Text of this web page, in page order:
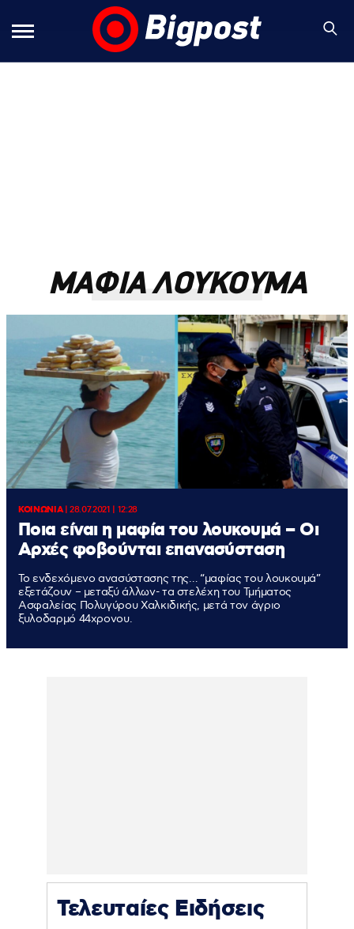
ΜΑΦΙΑ ΛΟΥΚΟΥΜΑ
ΚΟΙΝΩΝΙΑ|28.07.2021 | 12:28
Ποια είναι η μαφία του λουκουμά – Οι
Αρχές φοβούνται επανασύσταση
Το ενδεχόμενο ανασύστασης της… “μαφίας του λουκουμά”
εξετάζουν – μεταξύ άλλων- τα στελέχη του Τμήματος
Ασφαλείας Πολυγύρου Χαλκιδικής, μετά τον άγριο
ξυλοδαρμό 44χρονου.
Τελευταίες Ειδήσεις